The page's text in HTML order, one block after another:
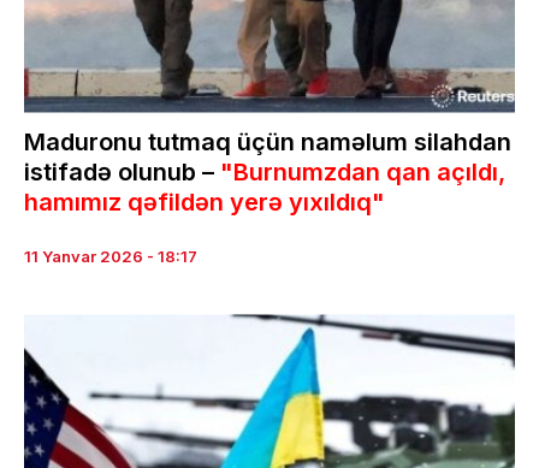
Maduronu tutmaq üçün naməlum silahdan
istifadə olunub – "Burnumzdan qan açıldı,
hamımız qəfildən yerə yıxıldıq"
11 Yanvar 2026 - 18:17